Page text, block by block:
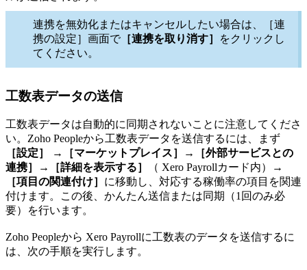
連携を無効化またはキャンセルしたい場合は、［連
携の設定］画面で［連携を取り消す］
をクリックし
てください。
工数表データの送信
工数表データは自動的に同期されないことに注意してくださ
い。Zoho Peopleから工数表データを送信するには、まず
［設定］
→ ［マーケットプレイス］ →
［外部サービスとの
連携］
→ ［詳細を表示する］
（ Xero Payrollカード内）→
［項目の関連付け］ に移動し、対応する稼働率の項目を関連
付けます。この後、かんたん送信または同期（1回のみ必
要）を行います。
Zoho Peopleから Xero Payrollに工数表のデータを送信するに
は、次の手順を実行します。